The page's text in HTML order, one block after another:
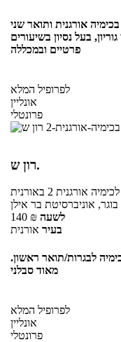
אורגנית ותואר שני
בעל נסיון בשיעורים
פרטיים ובמכללה
לפרופיל המלא
אונליין
פרונטלי
רון ש.
לכימיה אורגנית 2
באורנית
אוניברסיטת בר אילן
140 ₪ לשעה
בעיר אורנית
לבגרות/תואר ראשון.
מאוד סבלני
לפרופיל המלא
אונליין
פרונטלי